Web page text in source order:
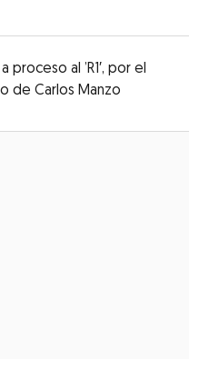
proceso al ’R1′, por el
de Carlos Manzo